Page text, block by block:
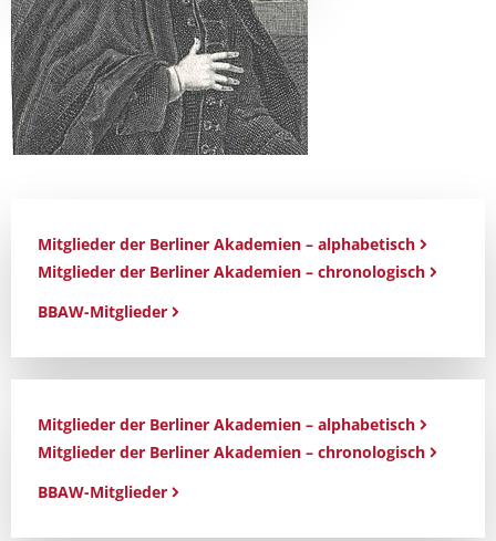
Mitglieder der Berliner Akademien – alphabetisch
Mitglieder der Berliner Akademien – chronologisch
BBAW-Mitglieder
Mitglieder der Berliner Akademien – alphabetisch
Mitglieder der Berliner Akademien – chronologisch
BBAW-Mitglieder